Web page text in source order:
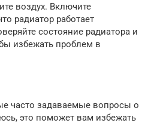
воздух. Включите
радиатор работает
состояние радиатора и
избежать проблем в
часто задаваемые вопросы о
это поможет вам избежать